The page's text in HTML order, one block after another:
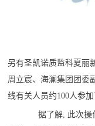
另有圣凯诺质监科夏丽
周立宸、海澜集团团委
线有关人员约100人参加
据了解, 此次操